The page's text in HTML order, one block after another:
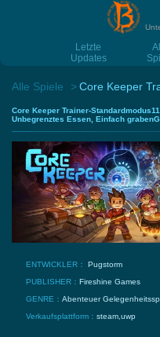
Letzte
Updates
Alle Spiele Core Keeper
Core Keeper Trainer-
Unbegrenztes Essen, Einfach
ENTWICKLER： Pugstorm
PUBLISHER： Fireshine Games
GENRE： Abenteuer
Verkaufsplattform： steam,uwp